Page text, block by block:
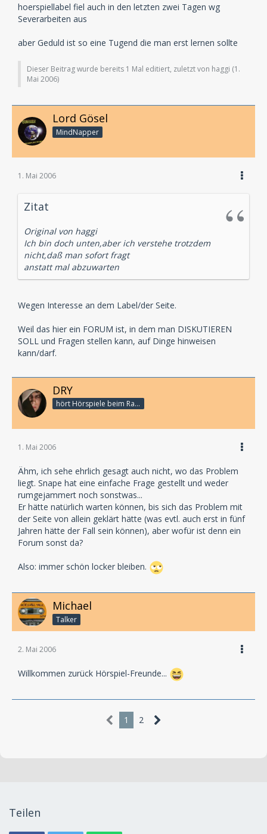
hoerspiellabel fiel auch in den letzten zwei Tagen wg
Severarbeiten aus
aber Geduld ist so eine Tugend die man erst lernen sollte
Dieser Beitrag wurde bereits 1 Mal editiert, zuletzt von haggi (1.
Mai 2006)
Lord Gösel
MindNapper
1. Mai 2006
Zitat
Original von haggi
Ich bin doch unten,aber ich verstehe trotzdem
nicht,daß man sofort fragt
anstatt mal abzuwarten
Wegen Interesse an dem Label/der Seite.
Weil das hier ein FORUM ist, in dem man DISKUTIEREN
SOLL und Fragen stellen kann, auf Dinge hinweisen
kann/darf.
DRY
hört Hörspiele beim Rasenmähen
1. Mai 2006
Ähm, ich sehe ehrlich gesagt auch nicht, wo das Problem
liegt. Snape hat eine einfache Frage gestellt und weder
rumgejammert noch sonstwas...
Er hätte natürlich warten können, bis sich das Problem mit
der Seite von allein geklärt hätte (was evtl. auch erst in fünf
Jahren hätte der Fall sein können), aber wofür ist denn ein
Forum sonst da?
Also: immer schön locker bleiben.
Michael
Talker
2. Mai 2006
Willkommen zurück Hörspiel-Freunde...
1 2
Teilen